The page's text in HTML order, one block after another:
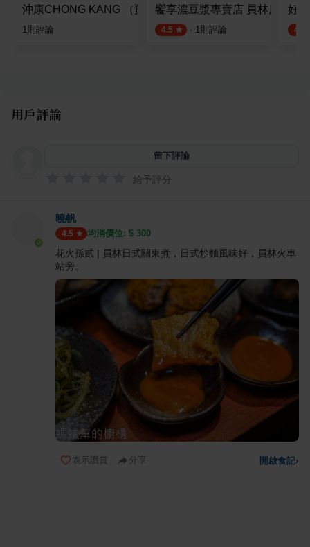
沖康CHONG KANG （預約自取不用等）
1則評論
饗享濃豆漿專賣店 員林店 (可
4.5 · 1則評論
好
4.6
用戶評論
留下評論
給予評分
曉帆
4.5 均消價位: $ 300
花火孫貳 | 員林日式關東煮，日式炒麵風味好，員林火車
站旁。
表示讚賞 分享 開啟食記›